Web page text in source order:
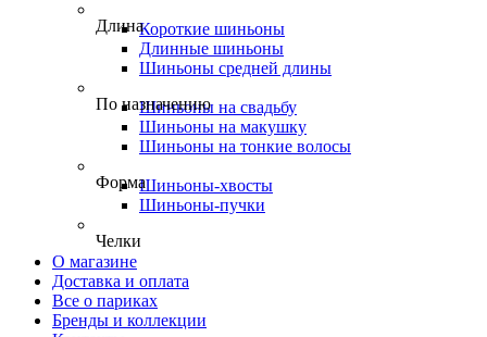
ДлинаКороткие шиньоны
Длинные шиньоны
Шиньоны средней длины
По назначению
Шиньоны на свадьбу
Шиньоны на макушку
Шиньоны на тонкие волосы
ФормаШиньоны-хвосты
Шиньоны-пучки
Челки
О магазине
Доставка и оплата
Все о париках
Бренды и коллекции